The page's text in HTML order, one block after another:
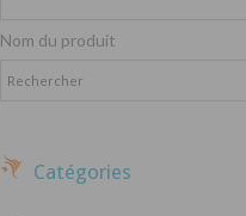
Nom du produit
Catégories